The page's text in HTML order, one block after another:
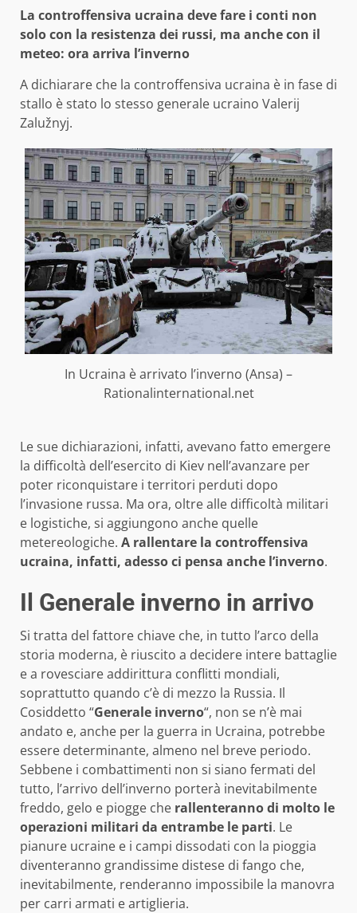
La controffensiva ucraina deve fare i conti non
solo con la resistenza dei russi, ma anche con il
meteo: ora arriva l’inverno
A dichiarare che la controffensiva ucraina è in fase di
stallo è stato lo stesso generale ucraino Valerij
Zalužnyj.
In Ucraina è arrivato l’inverno (Ansa) –
Rationalinternational.net
Le sue dichiarazioni, infatti, avevano fatto emergere
la difficoltà dell’esercito di Kiev nell’avanzare per
poter riconquistare i territori perduti dopo
l’invasione russa. Ma ora, oltre alle difficoltà militari
e logistiche, si aggiungono anche quelle
metereologiche. A rallentare la controffensiva
ucraina, infatti, adesso ci pensa anche l’inverno.
Il Generale inverno in arrivo
Si tratta del fattore chiave che, in tutto l’arco della
storia moderna, è riuscito a decidere intere battaglie
e a rovesciare addirittura conflitti mondiali,
soprattutto quando c’è di mezzo la Russia. Il
Cosiddetto “Generale inverno“, non se n’è mai
andato e, anche per la guerra in Ucraina, potrebbe
essere determinante, almeno nel breve periodo.
Sebbene i combattimenti non si siano fermati del
tutto, l’arrivo dell’inverno porterà inevitabilmente
freddo, gelo e piogge che rallenteranno di molto le
operazioni militari da entrambe le parti. Le
pianure ucraine e i campi dissodati con la pioggia
diventeranno grandissime distese di fango che,
inevitabilmente, renderanno impossibile la manovra
per carri armati e artiglieria.